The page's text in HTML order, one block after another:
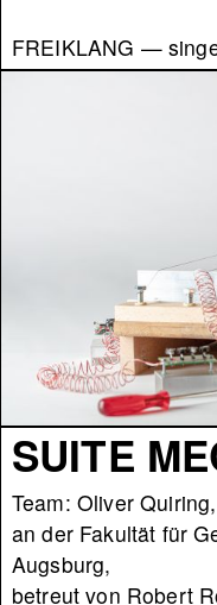
FREIKLANG —
SUITE
Team: Oliver
an der Fakultät für
Augsburg,
betreut von Robert